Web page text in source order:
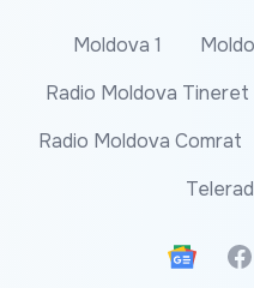
Moldova 1
Radio Moldova Tineret
Radio Moldova Comrat
Google